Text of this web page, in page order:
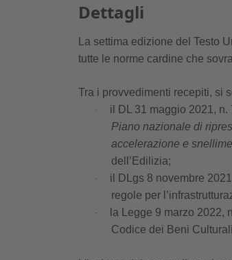
Dettagli
La settima edizione del Testo
tutte le norme cardine che
Tra i provvedimenti recepiti, si
· il DL 31 maggio 2021,
Piano nazionale di
accelerazione e
dell’Edilizia;
·
il DLgs 8 novembre
regole per
· la Legge 9 marzo 2022,
Codice dei Beni